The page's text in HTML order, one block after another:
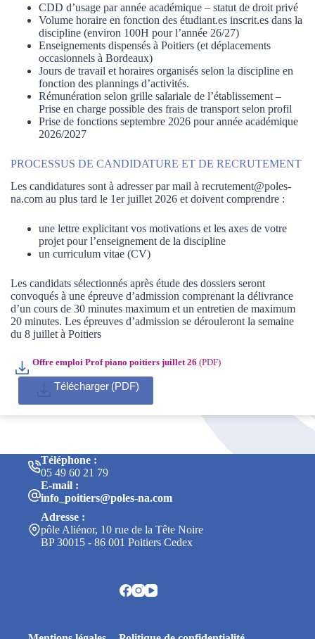
CDD d’usage par année académique – statut de droit privé
Volume horaire en fonction des étudiant.es inscrit.es dans la
discipline (environ 100H pour l’année 26/27)
Enseignements dispensés à Poitiers (et déplacements
occasionnels à Bordeaux)
Jours de travail et horaires organisés selon la discipline en
fonction des plannings d’activités.
Rémunération selon grille salariale de l’établissement –
Prise en charge possible des frais de transport selon profil
Prise de fonctions septembre 2026 pour année académique
2026/2027
PROCESSUS DE CANDIDATURE ET DE RECRUTEMENT
Les candidatures sont à adresser par mail à recrutement@poles-
na.com au plus tard le 1er juillet 2026 et doivent comprendre :
une lettre explicitant vos motivations et les axes de votre
projet pour l’enseignement de la discipline
un curriculum vitae (CV)
Les candidats sélectionnés après étude des dossiers seront
convoqués à une épreuve d’admission comprenant la délivrance
d’un cours de 30 minutes maximum et un entretien de maximum
20 minutes. Les épreuves d’admission se dérouleront la semaine
du 8 juillet à Poitiers
Offre emploi Prof piano poitiers juillet 26
Télécharger
Téléphone :
05 49 60 21 79
E-mail :
info_poitiers@poles-na.com
Adresse :
pôle Aliénor, 10 rue de la Tête Noire
BP 30015 - 86 001 Poitiers Cedex